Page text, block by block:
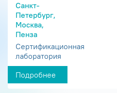
Санкт-
Петербург,
Москва,
Пенза
Сертификационная
лаборатория
Подробнее